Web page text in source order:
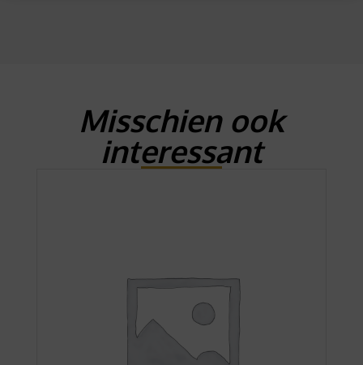
Misschien ook
interessant